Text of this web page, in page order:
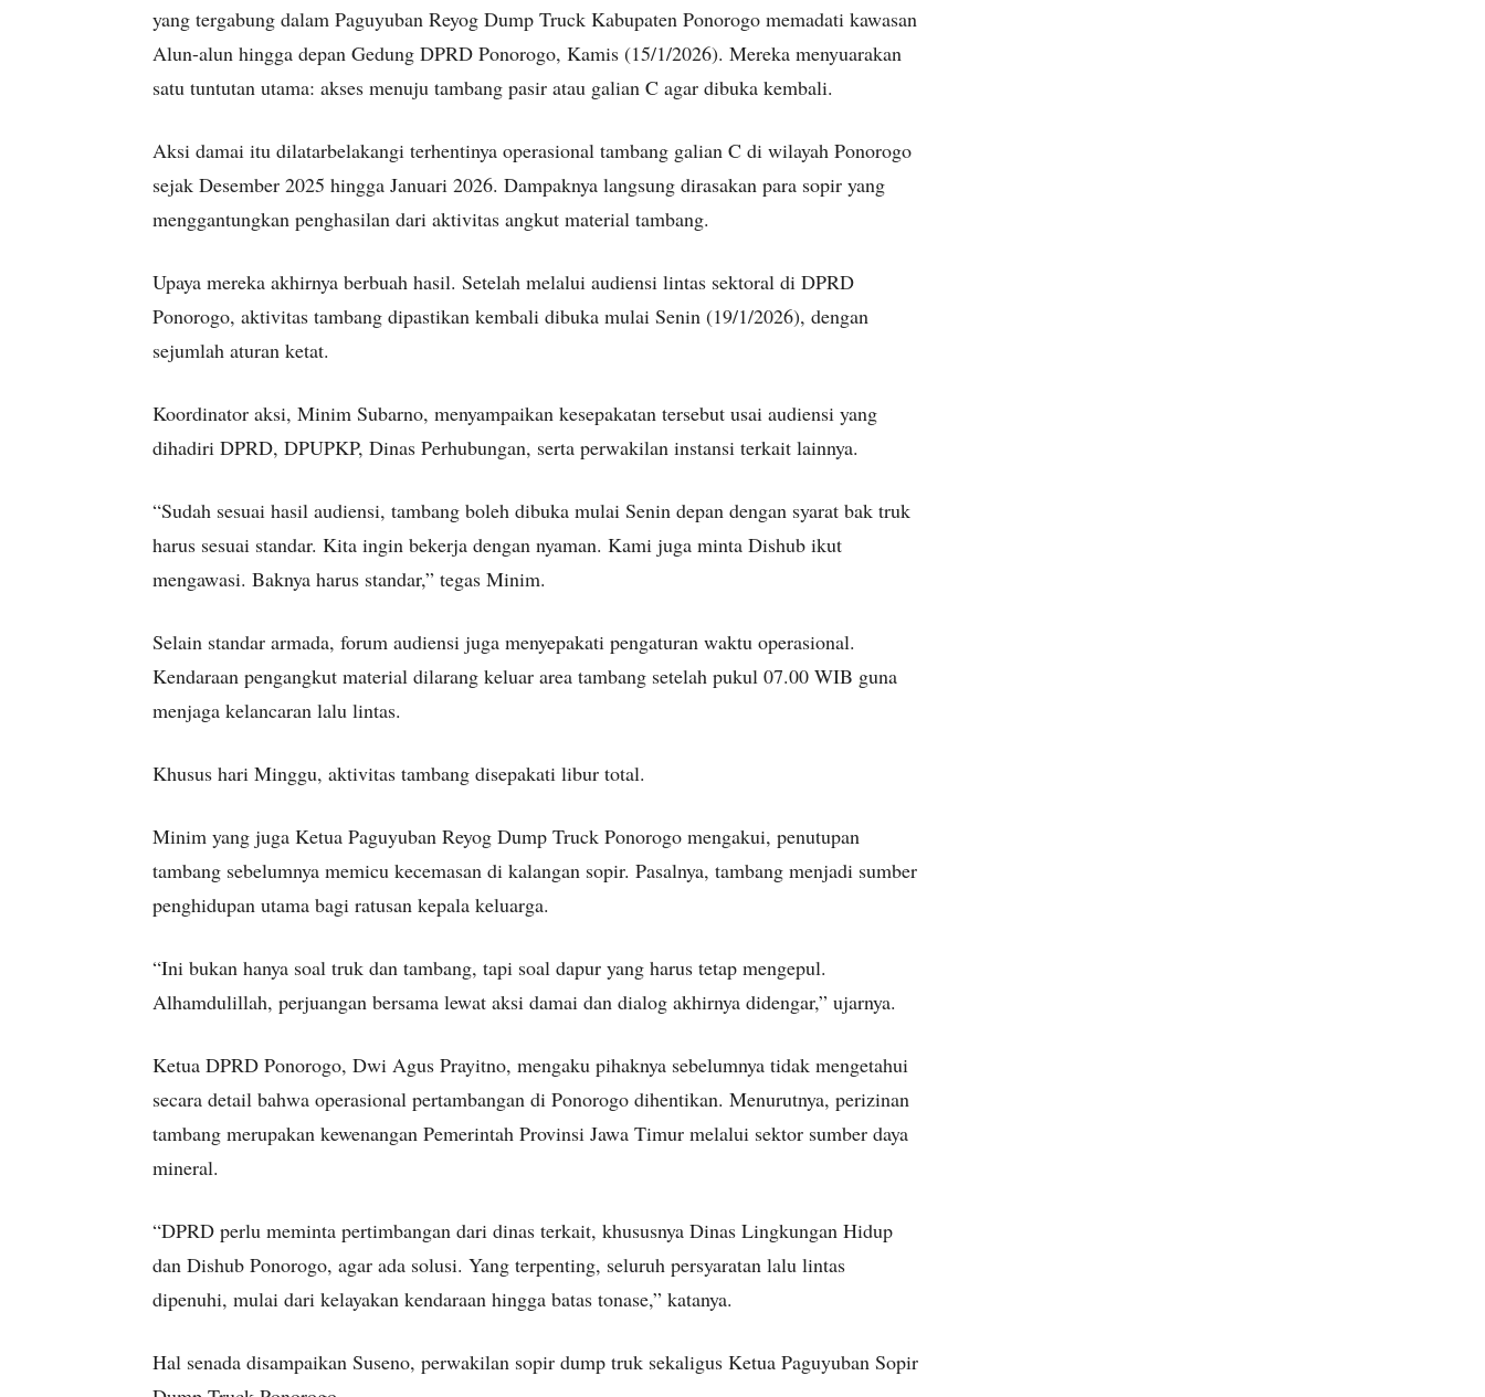
yang tergabung dalam Paguyuban Reyog Dump Truck Kabupaten Ponorogo memadati kawasan
Alun-alun hingga depan Gedung DPRD Ponorogo, Kamis (15/1/2026). Mereka menyuarakan
satu tuntutan utama: akses menuju tambang pasir atau galian C agar dibuka kembali.
Aksi damai itu dilatarbelakangi terhentinya operasional tambang galian C di wilayah Ponorogo
sejak Desember 2025 hingga Januari 2026. Dampaknya langsung dirasakan para sopir yang
menggantungkan penghasilan dari aktivitas angkut material tambang.
Upaya mereka akhirnya berbuah hasil. Setelah melalui audiensi lintas sektoral di DPRD
Ponorogo, aktivitas tambang dipastikan kembali dibuka mulai Senin (19/1/2026), dengan
sejumlah aturan ketat.
Koordinator aksi, Minim Subarno, menyampaikan kesepakatan tersebut usai audiensi yang
dihadiri DPRD, DPUPKP, Dinas Perhubungan, serta perwakilan instansi terkait lainnya.
“Sudah sesuai hasil audiensi, tambang boleh dibuka mulai Senin depan dengan syarat bak truk
harus sesuai standar. Kita ingin bekerja dengan nyaman. Kami juga minta Dishub ikut
mengawasi. Baknya harus standar,” tegas Minim.
Selain standar armada, forum audiensi juga menyepakati pengaturan waktu operasional.
Kendaraan pengangkut material dilarang keluar area tambang setelah pukul 07.00 WIB guna
menjaga kelancaran lalu lintas.
Khusus hari Minggu, aktivitas tambang disepakati libur total.
Minim yang juga Ketua Paguyuban Reyog Dump Truck Ponorogo mengakui, penutupan
tambang sebelumnya memicu kecemasan di kalangan sopir. Pasalnya, tambang menjadi sumber
penghidupan utama bagi ratusan kepala keluarga.
“Ini bukan hanya soal truk dan tambang, tapi soal dapur yang harus tetap mengepul.
Alhamdulillah, perjuangan bersama lewat aksi damai dan dialog akhirnya didengar,” ujarnya.
Ketua DPRD Ponorogo, Dwi Agus Prayitno, mengaku pihaknya sebelumnya tidak mengetahui
secara detail bahwa operasional pertambangan di Ponorogo dihentikan. Menurutnya, perizinan
tambang merupakan kewenangan Pemerintah Provinsi Jawa Timur melalui sektor sumber daya
mineral.
“DPRD perlu meminta pertimbangan dari dinas terkait, khususnya Dinas Lingkungan Hidup
dan Dishub Ponorogo, agar ada solusi. Yang terpenting, seluruh persyaratan lalu lintas
dipenuhi, mulai dari kelayakan kendaraan hingga batas tonase,” katanya.
Hal senada disampaikan Suseno, perwakilan sopir dump truk sekaligus Ketua Paguyuban Sopir